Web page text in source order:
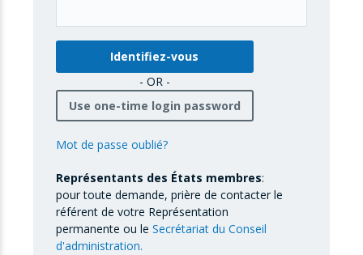
- OR -
Use one-time login password
Mot de passe oublié?
Représentants des États membres:
pour toute demande, prière de contacter le
référent de votre Représentation
permanente ou le Secrétariat du Conseil
d'administration.